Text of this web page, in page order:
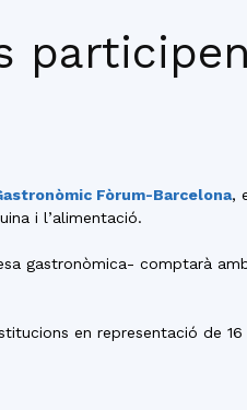
Fòrum-Barcelona,
i l’alimentació.
gastronòmica- comptarà
en representació de